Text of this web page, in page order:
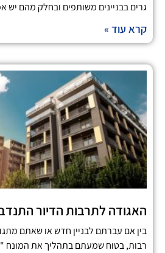
גרים בבניינים משותפים ובחלק מהם יש אפילו 20 קומות.
קרא עוד »
האגודה לתרבות הדיור
בין אם עברתם לבניין חדש או שאתם
רבות, בטוח שמעתם בתהליך את המונח